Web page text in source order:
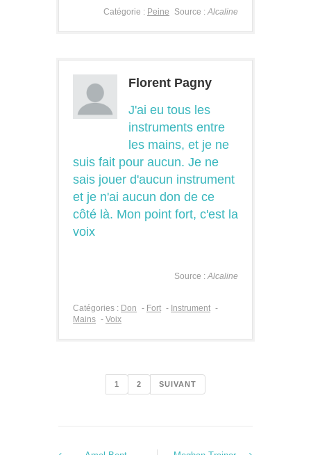
Source :Alcaline
Catégorie : Peine
Florent Pagny
J'ai eu tous les
instruments entre
les mains, et je ne
suis fait pour aucun. Je ne
sais jouer d'aucun instrument
et je n'ai aucun don de ce
côté là. Mon point fort, c'est la
voix
Source :Alcaline
Catégories : Don - Fort - Instrument -
Mains - Voix
1 2 SUIVANT